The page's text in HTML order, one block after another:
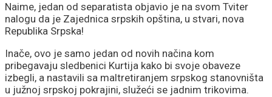
Naime, jedan od separatista objavio je na svom Tviter
nalogu da je Zajednica srpskih opština, u stvari, nova
Republika Srpska!
Inače, ovo je samo jedan od novih načina kom
pribegavaju sledbenici Kurtija kako bi svoje obaveze
izbegli, a nastavili sa maltretiranjem srpskog stanovništa
u južnoj srpskoj pokrajini, služeći se jadnim trikovima.